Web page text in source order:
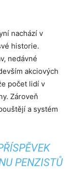
nachází v
historie.
nedávné
akciových
počet lidí v
Zároveň
a systém
PENZISTŮ